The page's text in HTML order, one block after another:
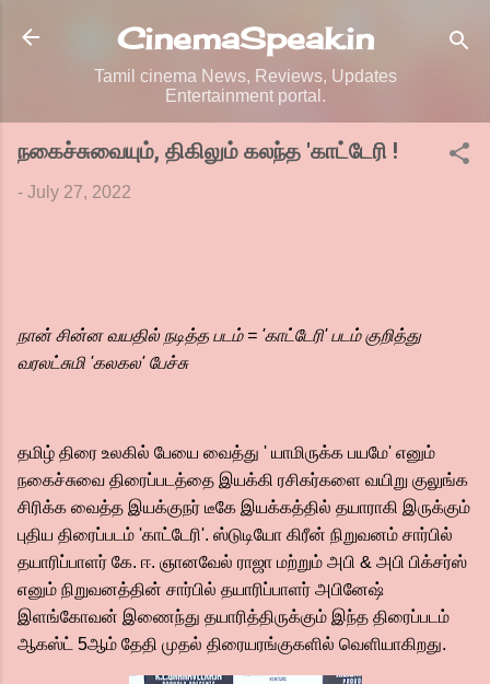
Skip to main content
CinemaSpeak.in
Tamil cinema News, Reviews, Updates
Entertainment portal.
நகைச்சுவையும், திகிலும் கலந்த 'காட்டேரி !
- July 27, 2022
நான் சின்ன வயதில் நடித்த படம் = 'காட்டேரி' படம் குறித்து
வரலட்சுமி 'கலகல' பேச்சு
தமிழ் திரை உலகில் பேயை வைத்து ' யாமிருக்க பயமே' எனும்
நகைச்சுவை திரைப்படத்தை இயக்கி ரசிகர்களை வயிறு குலுங்க
சிரிக்க வைத்த இயக்குநர் டீகே இயக்கத்தில் தயாராகி இருக்கும்
புதிய திரைப்படம் 'காட்டேரி'. ஸ்டுடியோ கிரீன் நிறுவனம் சார்பில்
தயாரிப்பாளர் கே. ஈ. ஞானவேல் ராஜா மற்றும் அபி & அபி பிக்சர்ஸ்
எனும் நிறுவனத்தின் சார்பில் தயாரிப்பாளர் அபினேஷ்
இளங்கோவன் இணைந்து தயாரித்திருக்கும் இந்த திரைப்படம்
ஆகஸ்ட் 5ஆம் தேதி முதல் திரையரங்குகளில் வெளியாகிறது.